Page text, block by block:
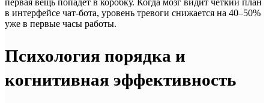
в интерфейсе чат-бота, уровень тревоги снижается на 40–50%
уже в первые часы работы.
Психология порядка и
когнитивная эффективность